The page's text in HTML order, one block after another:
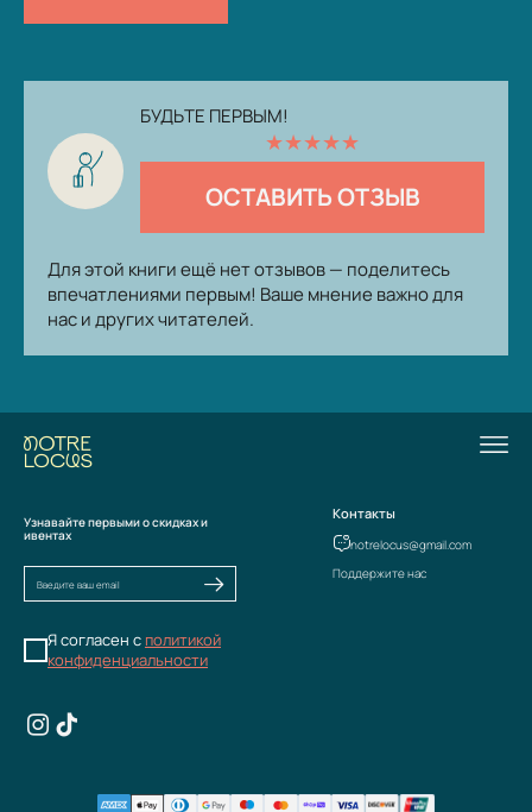
БУДЬТЕ ПЕРВЫМ!
★★★★★
ОСТАВИТЬ ОТЗЫВ
Для этой книги ещё нет отзывов — поделитесь
впечатлениями первым! Ваше мнение важно для
нас и других читателей.
Узнавайте первыми о скидках и
ивентах
Я согласен с политикой
конфиденциальности
Контакты
notrelocus@gmail.com
Поддержите нас